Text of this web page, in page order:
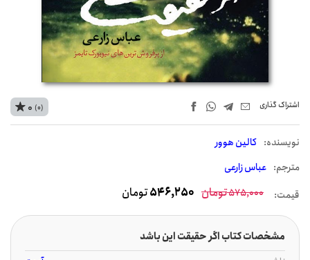
اشتراک‌ گذاری
نويسنده: کالین هوور
مترجم: عباس زارعی
0 (0)
قیمت: 575,000تومان 546,250تومان
مشخصات کتاب اگر حقیقت این باشد